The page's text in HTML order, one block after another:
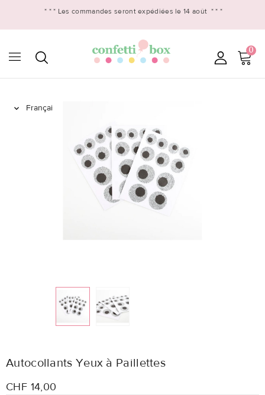
* * * Les commandes seront expédiées le 14 août * * *
0

Autocollants Yeux à Paillettes
CHF 14,00